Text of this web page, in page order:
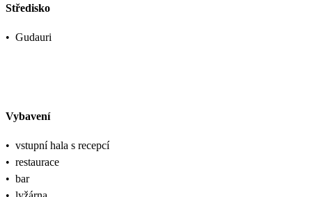
Středisko
• Gudauri
Vybavení
• vstupní hala s recepcí
• restaurace
• bar